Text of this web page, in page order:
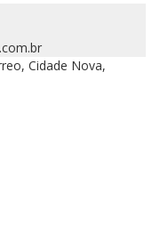
Cidade Nova,